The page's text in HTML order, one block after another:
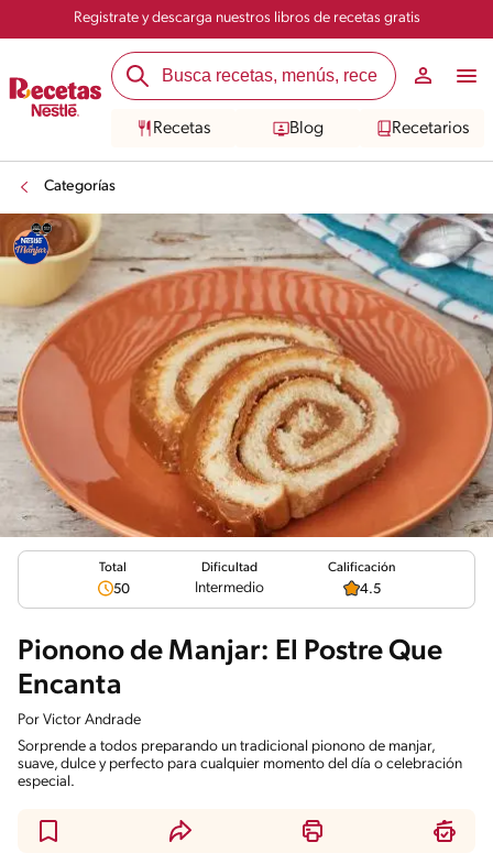
Registrate y descarga nuestros libros de recetas gratis
Recetas Blog Recetarios
Categorías
Total
50
Dificultad
Intermedio
Calificación
4.5
Pionono de Manjar: El Postre Que
Encanta
Por Victor Andrade
Sorprende a todos preparando un tradicional pionono de manjar,
suave, dulce y perfecto para cualquier momento del día o celebración
especial.